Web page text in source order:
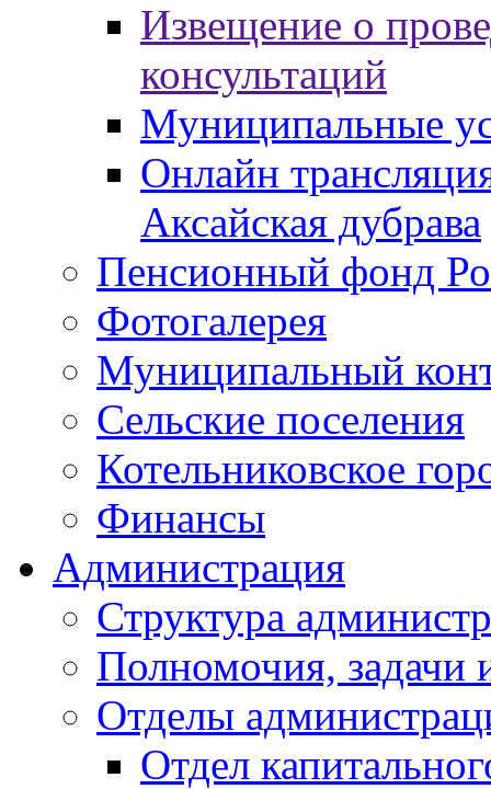
Извещение о
консультаций
Муниципальные
Онлайн
Аксайская дубрава
Пенсионный фонд
Фотогалерея
Муниципальный
Сельские поселения
Котельниковское
Финансы
Администрация
Структура
Полномочия, задачи
Отделы
Отдел